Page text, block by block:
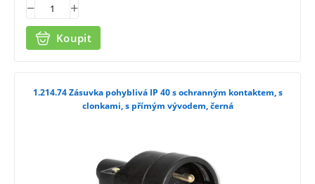
Koupit
1.214.74 Zásuvka pohyblivá IP 40 s ochranným kontaktem, s
clonkami, s přímým vývodem, černá